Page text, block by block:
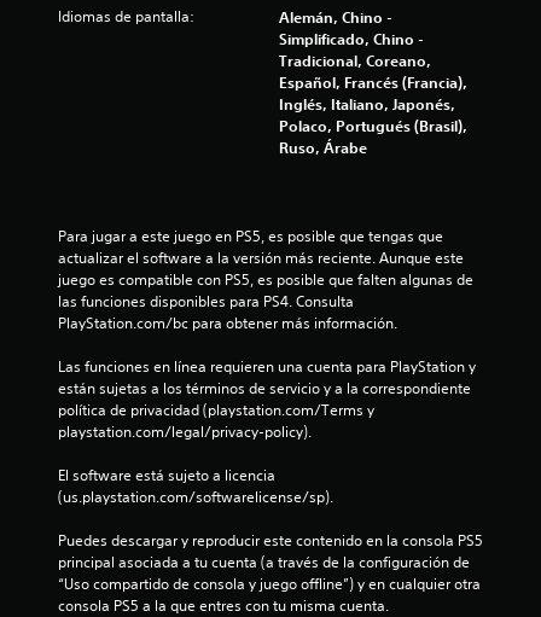
a
s
u
t
o
l
d
Idiomas de pantalla:
Alemán, Chino -
Simplificado, Chino -
Tradicional, Coreano,
Español, Francés (Francia),
Inglés, Italiano, Japonés,
Polaco, Portugués (Brasil),
Ruso, Árabe
Para jugar a este juego en PS5, es posible que tengas que
actualizar el software a la versión más reciente. Aunque este
juego es compatible con PS5, es posible que falten algunas de
las funciones disponibles para PS4. Consulta
PlayStation.com/bc para obtener más información.
Las funciones en línea requieren una cuenta para PlayStation y
están sujetas a los términos de servicio y a la correspondiente
política de privacidad (playstation.com/Terms y
playstation.com/legal/privacy-policy).
El software está sujeto a licencia
(us.playstation.com/softwarelicense/sp).
Puedes descargar y reproducir este contenido en la consola PS5
principal asociada a tu cuenta (a través de la configuración de
“Uso compartido de consola y juego offline”) y en cualquier otra
consola PS5 a la que entres con tu misma cuenta.